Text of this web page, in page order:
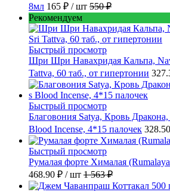
8мл 165 ₽ / шт 550 ₽
Рекомендуем
Быстрый просмотр
Шри Шри Навахридая Кальпа,
Tattva, 60 таб., от гипертонии
Быстрый просмотр
Благовония Satya, Кровь
Blood Incense, 4*15 палочек
Быстрый просмотр
Румалая форте Хималая
468.90 ₽ / шт 1 563 ₽